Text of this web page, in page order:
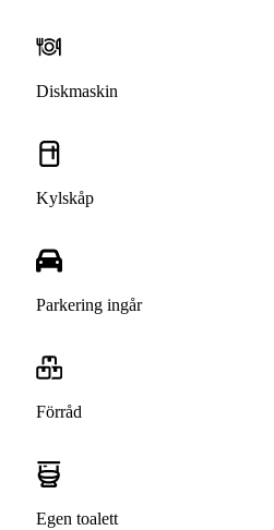
Diskmaskin
Kylskåp
Parkering ingår
Förråd
Egen toalett